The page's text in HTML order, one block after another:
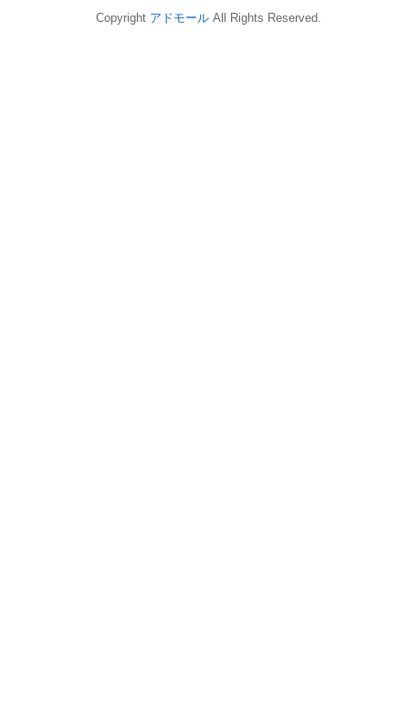
Copyright アドモール All Rights Reserved.